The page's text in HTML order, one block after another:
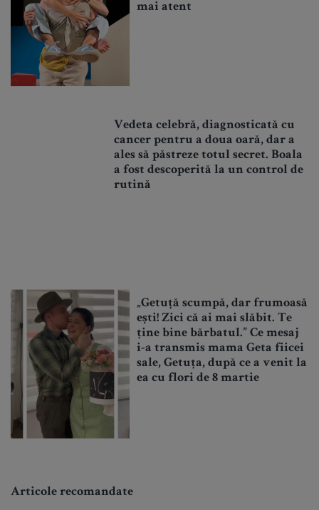
mai atent
Vedeta celebră, diagnosticată cu
cancer pentru a doua oară, dar a
ales să păstreze totul secret. Boala
a fost descoperită la un control de
rutină
„Getuță scumpă, dar frumoasă
ești! Zici că ai mai slăbit. Te
ține bine bărbatul.” Ce mesaj
i-a transmis mama Geta fiicei
sale, Getuța, după ce a venit la
ea cu flori de 8 martie
Articole recomandate